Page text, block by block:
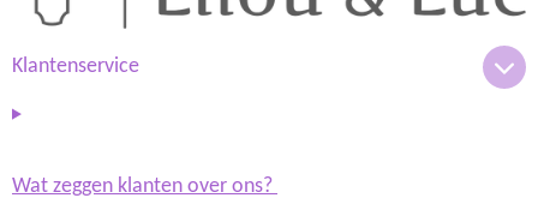
r
m
Klantenservice
Wat zeggen klanten over ons?